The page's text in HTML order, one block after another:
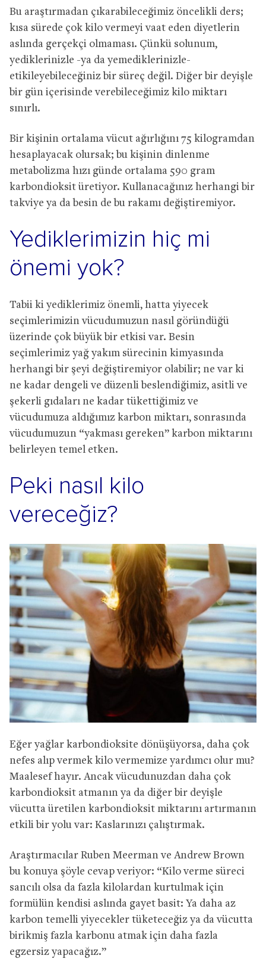
Bu araştırmadan çıkarabileceğimiz öncelikli ders;
kısa sürede çok kilo vermeyi vaat eden diyetlerin
aslında gerçekçi olmaması. Çünkü solunum,
yediklerinizle -ya da yemediklerinizle-
etikileyebileceğiniz bir süreç değil. Diğer bir deyişle
bir gün içerisinde verebileceğimiz kilo miktarı
sınırlı.
Bir kişinin ortalama vücut ağırlığını 75 kilogramdan
hesaplayacak olursak; bu kişinin dinlenme
metabolizma hızı günde ortalama 590 gram
karbondioksit üretiyor. Kullanacağınız herhangi bir
takviye ya da besin de bu rakamı değiştiremiyor.
Yediklerimizin hiç mi
önemi yok?
Tabii ki yediklerimiz önemli, hatta yiyecek
seçimlerimizin vücudumuzun nasıl göründüğü
üzerinde çok büyük bir etkisi var. Besin
seçimlerimiz yağ yakım sürecinin kimyasında
herhangi bir şeyi değiştiremiyor olabilir; ne var ki
ne kadar dengeli ve düzenli beslendiğimiz, asitli ve
şekerli gıdaları ne kadar tükettiğimiz ve
vücudumuza aldığımız karbon miktarı, sonrasında
vücudumuzun “yakması gereken” karbon miktarını
belirleyen temel etken.
Peki nasıl kilo
vereceğiz?
Eğer yağlar karbondioksite dönüşüyorsa, daha çok
nefes alıp vermek kilo vermemize yardımcı olur mu?
Maalesef hayır. Ancak vücudunuzdan daha çok
karbondioksit atmanın ya da diğer bir deyişle
vücutta üretilen karbondioksit miktarını artırmanın
etkili bir yolu var: Kaslarınızı çalıştırmak.
Araştırmacılar Ruben Meerman ve Andrew Brown
bu konuya şöyle cevap veriyor: “Kilo verme süreci
sancılı olsa da fazla kilolardan kurtulmak için
formülün kendisi aslında gayet basit: Ya daha az
karbon temelli yiyecekler tüketeceğiz ya da vücutta
birikmiş fazla karbonu atmak için daha fazla
egzersiz yapacağız.”